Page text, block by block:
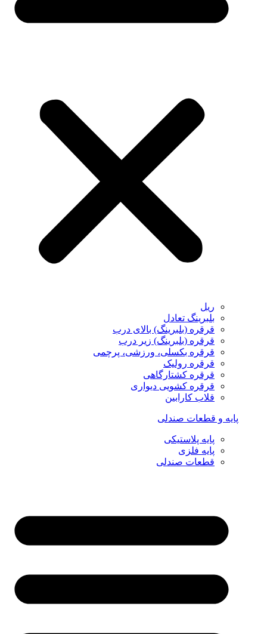
ریل
بلبرینگ تعادل
قرقره (بلبرینگ) بالای درب
قرقره (بلبرینگ) زیر درب
قرقره بکسلی، ورزشی، پرچمی
قرقره رولیک
قرقره کشتارگاهی
قرقره کشویی دیواری
قلاب کارابین
پایه و قطعات صندلی
پایه پلاستیکی
پایه فلزی
قطعات صندلی